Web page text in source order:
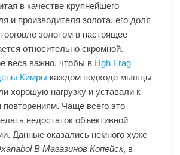
в качестве крупнейшего
и производителя золота, его доля
золотом в настоящее
относительно скромной.
веса важно, чтобы в Hgh Frag
Кимры каждом подходе мышцы
хорошую нагрузку и уставали к
повторениям. Чаще всего это
недостаток объективной
Данные оказались немного хуже
В Магазинов Копейск, в